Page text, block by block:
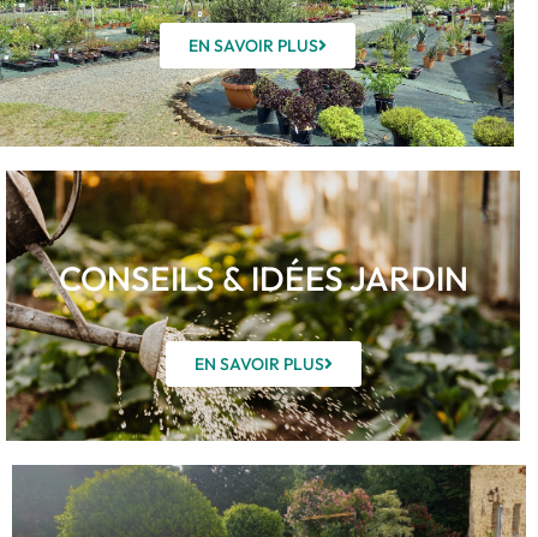
EN SAVOIR PLUS
CONSEILS & IDÉES JARDIN
EN SAVOIR PLUS